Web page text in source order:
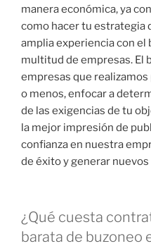
manera económica, ya
como hacer tu estrategia
amplia experiencia con el
multitud de empresas. El
empresas que
o menos, enfocar a
de las exigencias de tu
la mejor impresión de
confianza en nuestra
de éxito y generar
¿Qué cuesta
barata de buzoneo